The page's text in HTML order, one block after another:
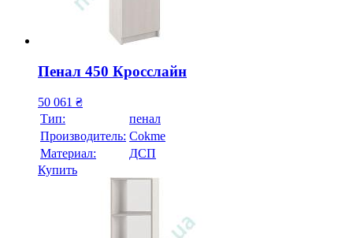
Пенал 450 Кросслайн
50 061 ₴
Тип:
пенал
Производитель: Cokme
Материал:
ДСП
Купить